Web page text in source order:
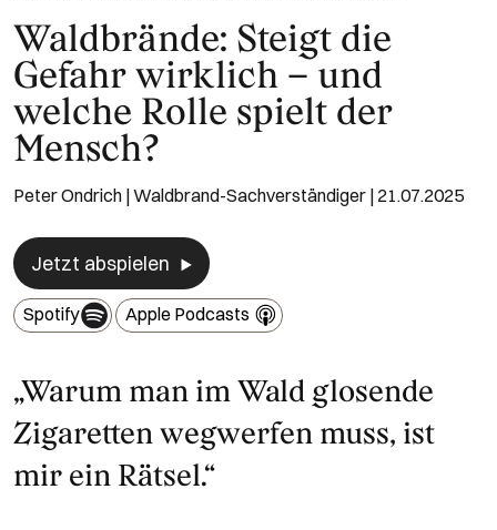
Waldbrände: Steigt die
Gefahr wirklich – und
welche Rolle spielt der
Mensch?
Peter Ondrich | Waldbrand-Sachverständiger | 21.07.2025
Jetzt abspielen
Spotify Apple Podcasts
„Warum man im Wald glosende
Zigaretten wegwerfen muss, ist
mir ein Rätsel.“